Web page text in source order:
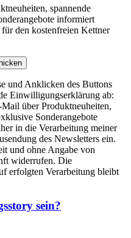
spannende
informiert
den kostenfreien Kettner
und Anklicken des Buttons
Einwilligungserklärung ab:
über Produktneuheiten,
Sonderangebote
in die Verarbeitung meiner
des Newsletters ein.
und ohne Angabe von
widerrufen. Die
erfolgten Verarbeitung bleibt
sein?